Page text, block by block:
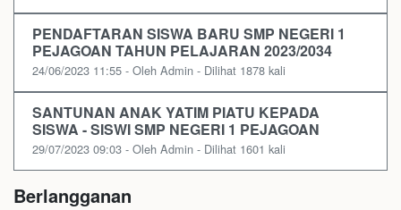
PENDAFTARAN SISWA BARU SMP NEGERI 1
PEJAGOAN TAHUN PELAJARAN 2023/2034
24/06/2023 11:55 - Oleh Admin - Dilihat 1878 kali
SANTUNAN ANAK YATIM PIATU KEPADA
SISWA - SISWI SMP NEGERI 1 PEJAGOAN
29/07/2023 09:03 - Oleh Admin - Dilihat 1601 kali
Berlangganan